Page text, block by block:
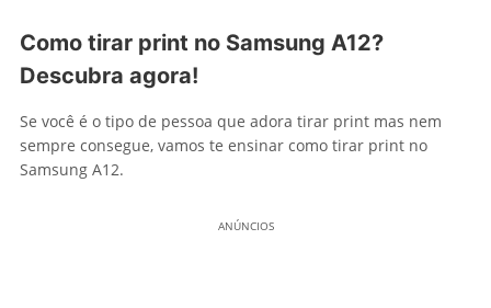
Como tirar print no Samsung A12?
Descubra agora!
Se você é o tipo de pessoa que adora tirar print mas nem
sempre consegue, vamos te ensinar como tirar print no
Samsung A12.
ANÚNCIOS